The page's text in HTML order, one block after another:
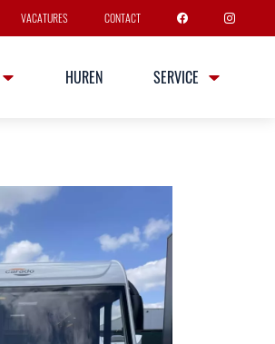
VACATURES CONTACT
HUREN SERVICE